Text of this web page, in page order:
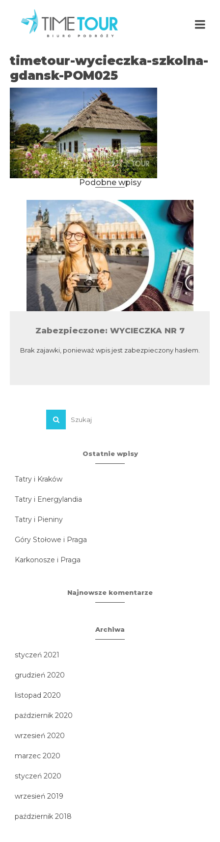
timetour-wycieczka-szkolna-
gdansk-POM025
Podobne wpisy
Zabezpieczone: WYCIECZKA NR 7
Brak zajawki, ponieważ wpis jest zabezpieczony hasłem.
Ostatnie wpisy
Tatry i Kraków
Tatry i Energylandia
Tatry i Pieniny
Góry Stołowe i Praga
Karkonosze i Praga
Najnowsze komentarze
Archiwa
styczeń 2021
grudzień 2020
listopad 2020
październik 2020
wrzesień 2020
marzec 2020
styczeń 2020
wrzesień 2019
październik 2018